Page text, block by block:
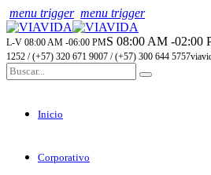
menu trigger menu trigger
L-V 08:00 AM -06:00 PMS 08:00 AM -02:00
1252 / (+57) 320 671 9007 / (+57) 300 644 5757
Inicio
Corporativo